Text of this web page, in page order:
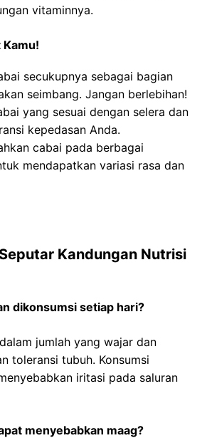
vitaminnya.
secukupnya sebagai bagian
seimbang. Jangan berlebihan!
yang sesuai dengan selera dan
kepedasan Anda.
cabai pada berbagai
mendapatkan variasi rasa dan
Kandungan Nutrisi
dikonsumsi setiap hari?
jumlah yang wajar dan
toleransi tubuh. Konsumsi
iritasi pada saluran
menyebabkan maag?